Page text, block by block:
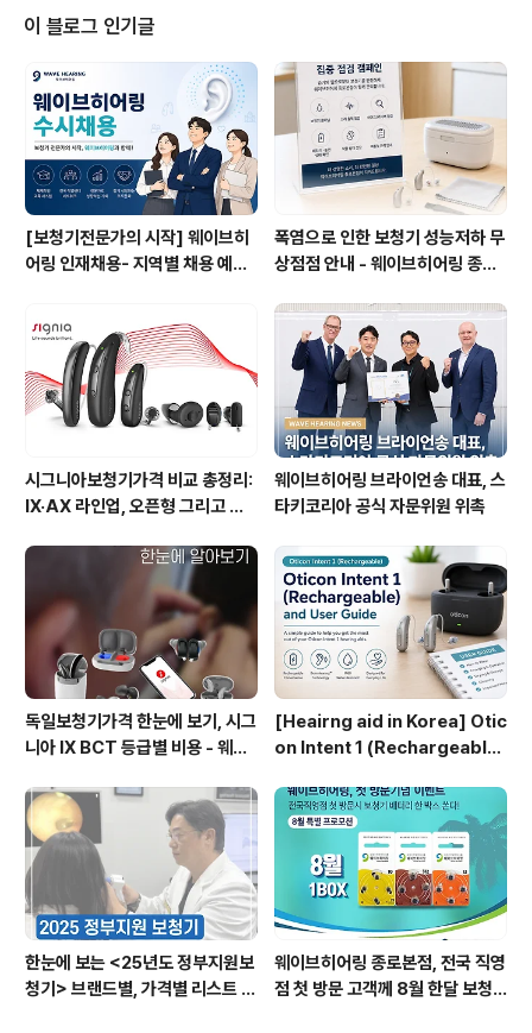
분히 설명 듣지 못한 경우가 많았기 때문입니다. 순음청력
검사라고 불리는 PTA 수치만 간단히 듣고 끝나거나, WR
S(어음분별력 검사)는 자세히 설명받지 못한 채 제품을 선
택하는 경우도 적지 않습니다. 그렇게 선택한 강서보청기
는 결국 “생각했던 것과 다르다”, “소리는 커졌는데 말이
더 헷갈린다”는 결과로 이어지..
이 블로그 인기글
[보청기전문가의 시작] 웨이브히
어링 인재채용- 지역별 채용 예정
폭염으로 인한 보청기 성능저하 무
상점점 안내 - 웨이브히어링 종로
비스 실시
시그니아보청기가격 비교 총정리:
IX·AX 라인업, 오픈형 그리고 귓
브히어링 부산직영점
웨이브히어링 브라이언송 대표, 스
타키코리아 공식 자문위원 위촉
독일보청기가격 한눈에 보기, 시그
니아 IX BCT 등급별 비용 - 웨이
청역보청기}
[Heairng aid in Korea] Otic
on Intent 1 (Rechargeable)
ng & Daily Care | WaveHea
ring in Seoul
한눈에 보는 <25년도 정부지원보
청기> 브랜드별, 가격별 리스트 총
웨이브히어링 종로본점, 전국 직영
점 첫 방문 고객께 8월 한달 보청